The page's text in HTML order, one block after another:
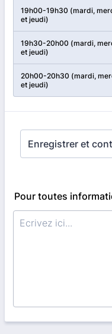
19h00-19h30 (mardi,
et jeudi)
19h30-20h00 (mardi,
et jeudi)
20h00-20h30 (mardi,
et jeudi)
Enregistrer et
Pour toutes